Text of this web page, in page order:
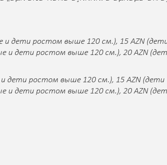
и дети ростом выше 120 см.), 15 AZN
и дети ростом выше 120 см.), 20 AZN
и дети ростом выше 120 см.), 15 AZN (дети
и дети ростом выше 120 см.), 20 AZN